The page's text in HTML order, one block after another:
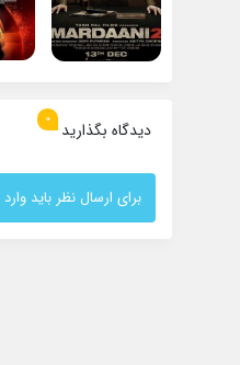
دیدگاه بگذارید 0
برای ارسال نظر باید